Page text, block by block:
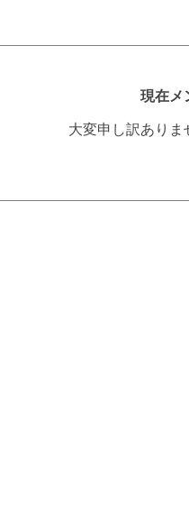
現在メ
大変申し訳あり